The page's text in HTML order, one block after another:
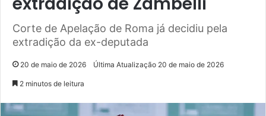
Corte de Apelação de Roma já decidiu pela
extradição da ex-deputada
20 de maio de 2026 Última Atualização 20 de maio de 2026
2 minutos de leitura